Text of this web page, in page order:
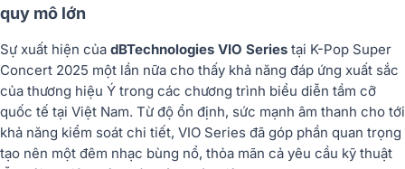
quy mô lớn
Sự xuất hiện của dBTechnologies VIO Series tại K-Pop Super
Concert 2025 một lần nữa cho thấy khả năng đáp ứng xuất sắc
của thương hiệu Ý trong các chương trình biểu diễn tầm cỡ
quốc tế tại Việt Nam. Từ độ ổn định, sức mạnh âm thanh cho tới
khả năng kiểm soát chi tiết, VIO Series đã góp phần quan trọng
tạo nên một đêm nhạc bùng nổ, thỏa mãn cả yêu cầu kỹ thuật